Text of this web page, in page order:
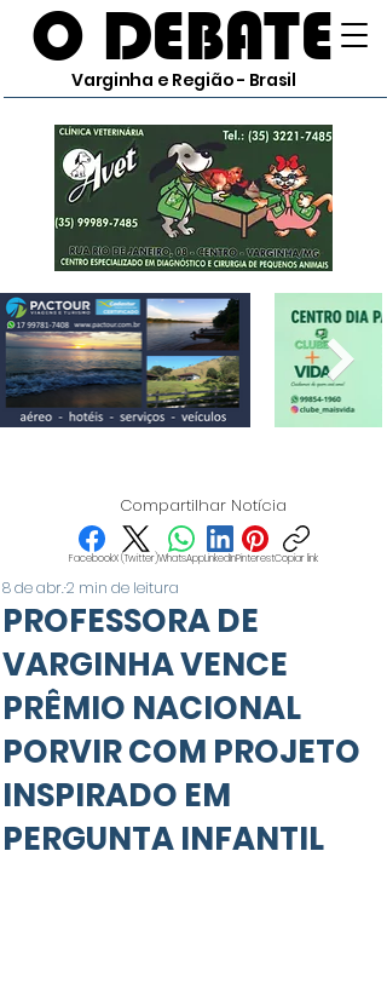
O DEBATE
Varginha e Região - Brasil
Compartilhar Notícia
FacebookX (Twitter)WhatsAppLinkedInPinterestCopiar link
PROFESSORA DE
VARGINHA VENCE
PRÊMIO NACIONAL
PORVIR COM PROJETO
INSPIRADO EM
PERGUNTA INFANTIL
8 de abr.2 min de leitura